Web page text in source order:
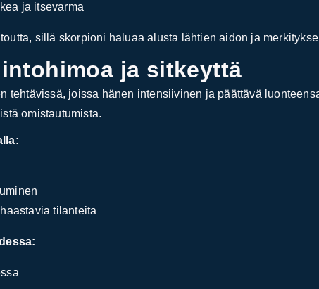
ja itsevarma
sillä skorpioni haluaa alusta lähtien aidon ja
ja sitkeyttä
tehtävissä, joissa hänen intensiivinen ja päättävä
omistautumista.
tilanteita